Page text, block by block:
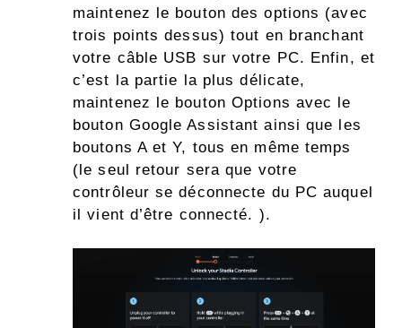
maintenez le bouton des options (avec
trois points dessus) tout en branchant
votre câble USB sur votre PC. Enfin, et
c’est la partie la plus délicate,
maintenez le bouton Options avec le
bouton Google Assistant ainsi que les
boutons A et Y, tous en même temps
(le seul retour sera que votre
contrôleur se déconnecte du PC auquel
il vient d’être connecté. ).